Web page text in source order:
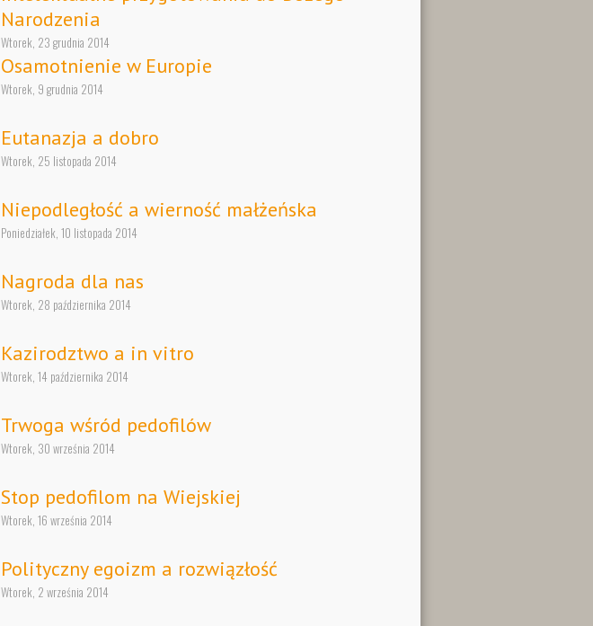
Narodzenia
Wtorek, 23 grudnia 2014
Osamotnienie w Europie
Wtorek, 9 grudnia 2014
Eutanazja a dobro
Wtorek, 25 listopada 2014
Niepodległość a wierność małżeńska
Poniedziałek, 10 listopada 2014
Nagroda dla nas
Wtorek, 28 października 2014
Kazirodztwo a in vitro
Wtorek, 14 października 2014
Trwoga wśród pedofilów
Wtorek, 30 września 2014
Stop pedofilom na Wiejskiej
Wtorek, 16 września 2014
Polityczny egoizm a rozwiązłość
Wtorek, 2 września 2014